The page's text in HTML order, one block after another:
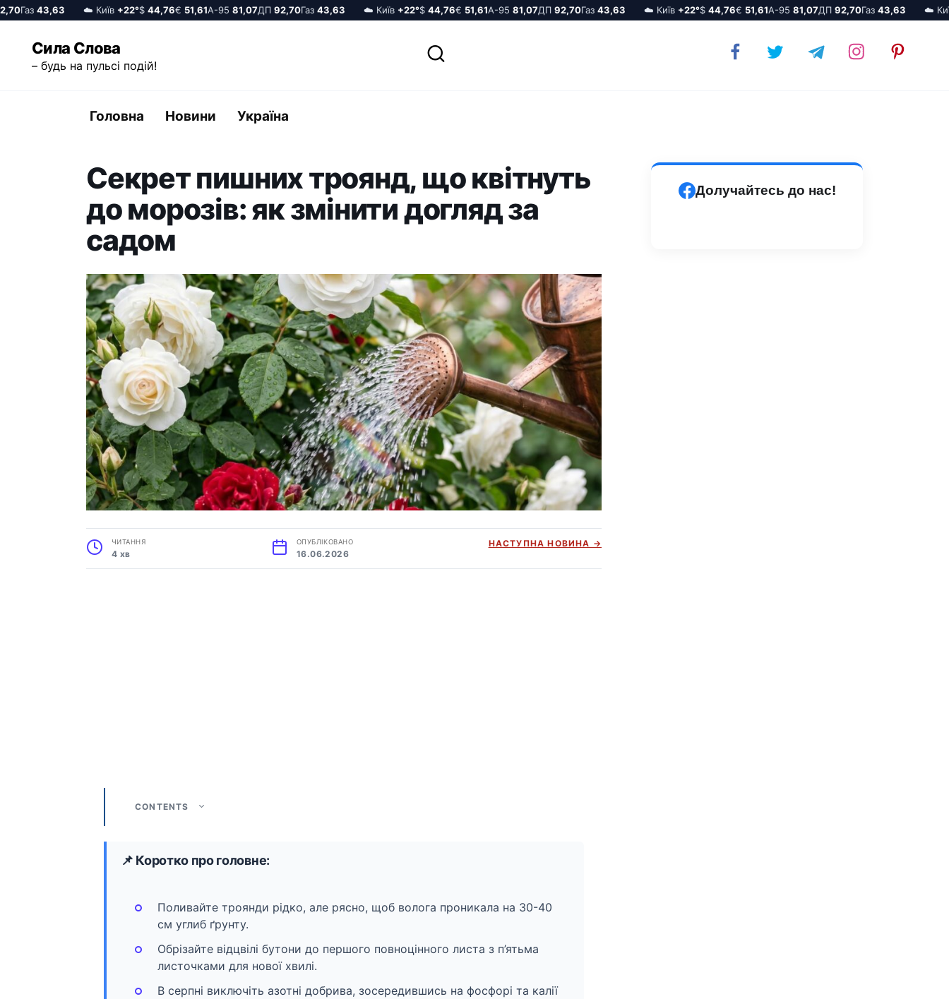
Газ43,63 ☁️ Київ+22°$44,76€51,61А-9581,07ДП92,70Газ43,63 ☁️ Київ+22°$44,76€51,61А-9581,07ДП92,70Газ43,63 ☁️ Київ+22°$44,76€51,61А-9581,07ДП92,70Газ43,63 ☁️ Київ
вмісту
Сила Слова
– будь на пульсі подій!
Головна Новини Україна
Секрет пишних троянд, що квітнуть
до морозів: як змінити догляд за
садом
ЧИТАННЯ
4 хв
ОПУБЛІКОВАНО
16.06.2026
НАСТУПНА НОВИНА →
CONTENTS
📌 Коротко про головне:
Поливайте троянди рідко, але рясно, щоб волога проникала на 30-40
см углиб ґрунту.
Обрізайте відцвілі бутони до першого повноцінного листа з п’ятьма
листочками для нової хвилі.
В серпні виключіть азотні добрива, зосередившись на фосфорі та калії
Долучайтесь до нас!